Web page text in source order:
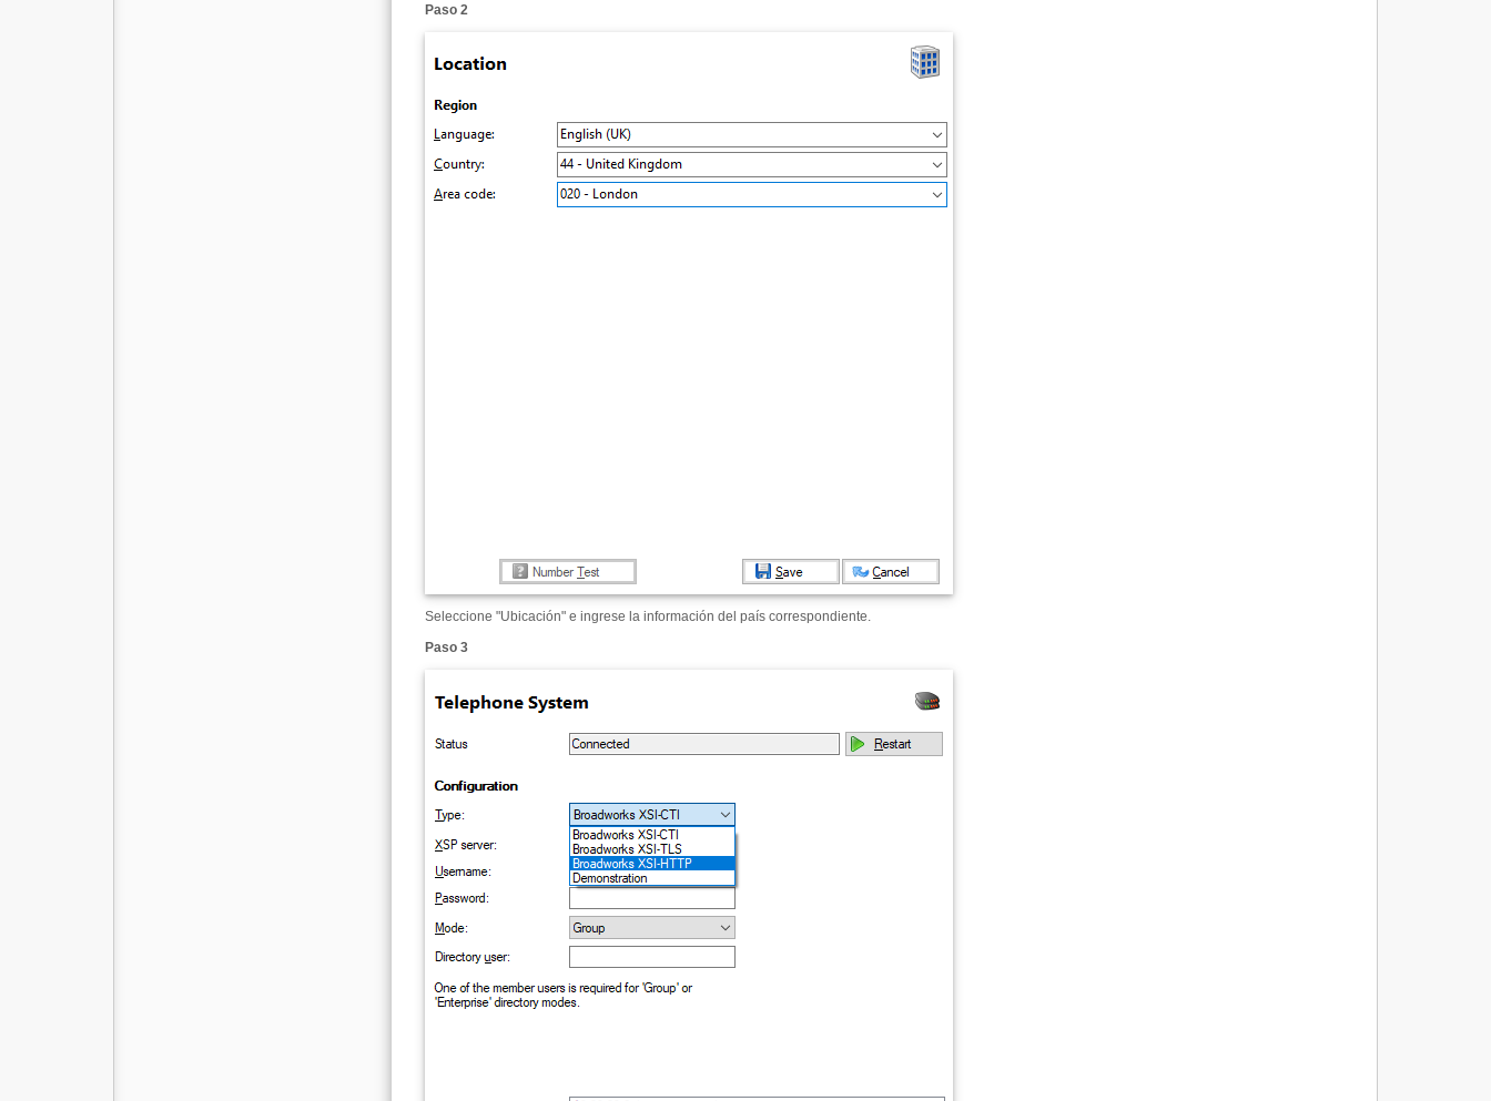
Paso 2
Seleccione "Ubicación" e ingrese la información del país correspondiente.
Paso 3